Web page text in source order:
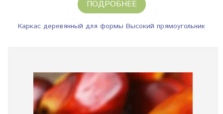
ПОДРОБНЕЕ
Каркас деревянный для формы Высокий прямоугольник